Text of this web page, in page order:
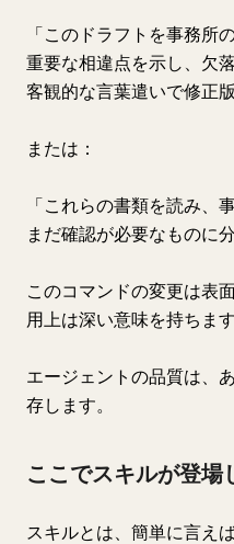
「このドラフトを事務所
重要な相違点を示し、欠
客観的な言葉遣いで修正
または：
「これらの書類を読み、
まだ確認が必要なものに
このコマンドの変更は表
用上は深い意味を持ちます
エージェントの品質は、
存します。
ここでスキルが登場
スキルとは、簡単に言え